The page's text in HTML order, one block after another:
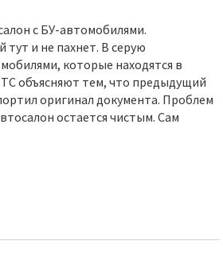
с БУ-автомобилями.
и не пахнет. В серую
которые находятся в
объясняют тем, что предыдущий
оригинал документа. Проблем
остается чистым. Сам